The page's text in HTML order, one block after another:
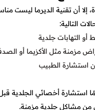
إلا أن تقنية الديرما ليست
التالية:
التهابات جلدية
مزمنة مثل الأكزيما أو
استشارة الطبيب
استشارة أخصائي الجلدية قبل
من مشاكل جلدية مزمنة.